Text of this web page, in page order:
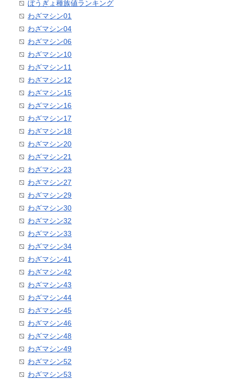
ぼうぎょ種族値ランキング
わざマシン01
わざマシン04
わざマシン06
わざマシン10
わざマシン11
わざマシン12
わざマシン15
わざマシン16
わざマシン17
わざマシン18
わざマシン20
わざマシン21
わざマシン23
わざマシン27
わざマシン29
わざマシン30
わざマシン32
わざマシン33
わざマシン34
わざマシン41
わざマシン42
わざマシン43
わざマシン44
わざマシン45
わざマシン46
わざマシン48
わざマシン49
わざマシン52
わざマシン53